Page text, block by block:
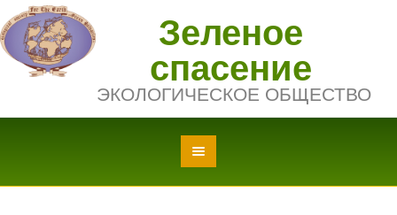
Зеленое
спасение
ЭКОЛОГИЧЕСКОЕ ОБЩЕСТВО